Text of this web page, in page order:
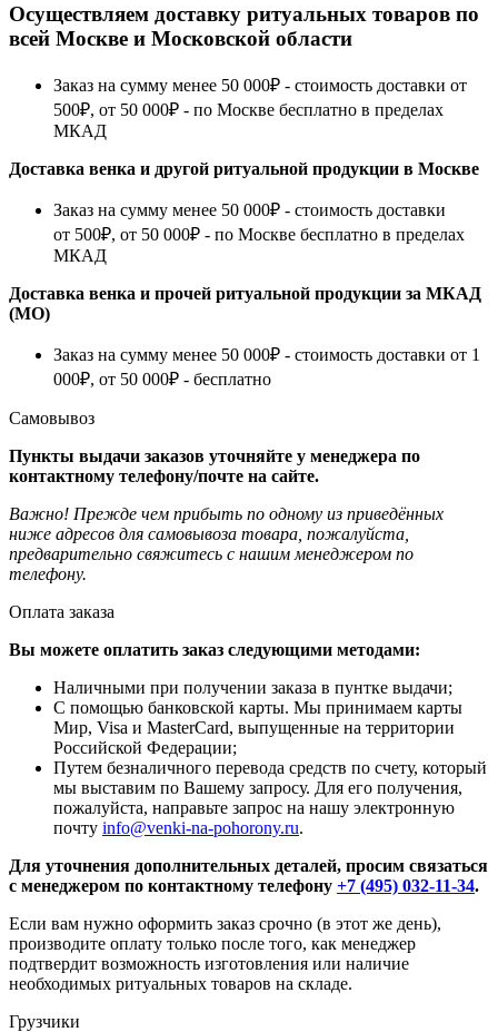
Осуществляем доставку ритуальных товаров по
всей Москве и Московской области
Заказ на сумму менее 50 000₽ - стоимость доставки от
500₽, от 50 000₽ - по Москве бесплатно в пределах
МКАД
Доставка венка и другой ритуальной продукции в Москве
Заказ на сумму менее 50 000₽ - стоимость доставки
от 500₽, от 50 000₽ - по Москве бесплатно в пределах
МКАД
Доставка венка и прочей ритуальной продукции за МКАД
(МО)
Заказ на сумму менее 50 000₽ - стоимость доставки от 1
000₽, от 50 000₽ - бесплатно
Самовывоз
Пункты выдачи заказов уточняйте у менеджера по
контактному телефону/почте на сайте.
Важно! Прежде чем прибыть по одному из приведённых
ниже адресов для самовывоза товара, пожалуйста,
предварительно свяжитесь с нашим менеджером по
телефону.
Оплата заказа
Вы можете оплатить заказ следующими методами:
Наличными при получении заказа в пунтке выдачи;
С помощью банковской карты. Мы принимаем карты
Мир, Visa и MasterCard, выпущенные на территории
Российской Федерации;
Путем безналичного перевода средств по счету, который
мы выставим по Вашему запросу. Для его получения,
пожалуйста, направьте запрос на нашу электронную
почту info@venki-na-pohorony.ru.
Для уточнения дополнительных деталей, просим связаться
с менеджером по контактному телефону +7 (495) 032-11-34.
Если вам нужно оформить заказ срочно (в этот же день),
производите оплату только после того, как менеджер
подтвердит возможность изготовления или наличие
необходимых ритуальных товаров на складе.
Грузчики